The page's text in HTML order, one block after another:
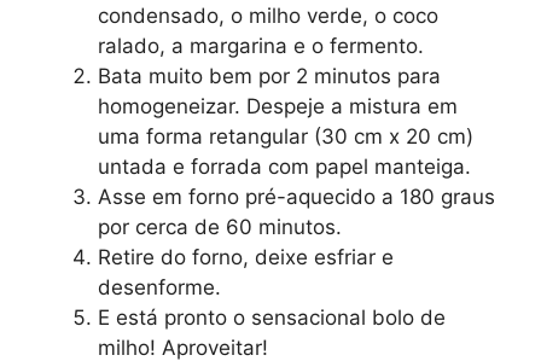
condensado, o milho verde, o coco
ralado, a margarina e o fermento.
Bata muito bem por 2 minutos para
homogeneizar. Despeje a mistura em
uma forma retangular (30 cm x 20 cm)
untada e forrada com papel manteiga.
Asse em forno pré-aquecido a 180 graus
por cerca de 60 minutos.
Retire do forno, deixe esfriar e
desenforme.
E está pronto o sensacional bolo de
milho! Aproveitar!